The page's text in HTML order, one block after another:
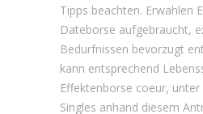
Tipps beachten. Erwahlen
Dateborse aufgebraucht,
Bedurfnissen bevorzugt
kann entsprechend
Effektenborse coeur,
Singles anhand diesem